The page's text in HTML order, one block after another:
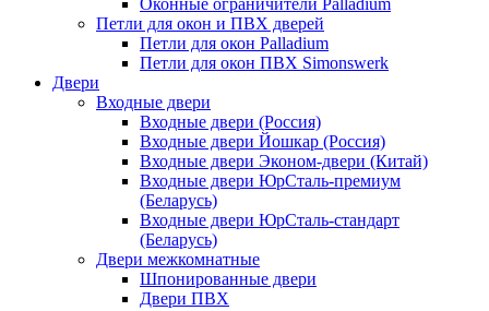
Оконные ограничители Palladium
Петли для окон и ПВХ дверей
Петли для окон Palladium
Петли для окон ПВХ Simonswerk
Двери
Входные двери
Входные двери (Россия)
Входные двери Йошкар (Россия)
Входные двери Эконом-двери (Китай)
Входные двери ЮрСталь-премиум
(Беларусь)
Входные двери ЮрСталь-стандарт
(Беларусь)
Двери межкомнатные
Шпонированные двери
Двери ПВХ